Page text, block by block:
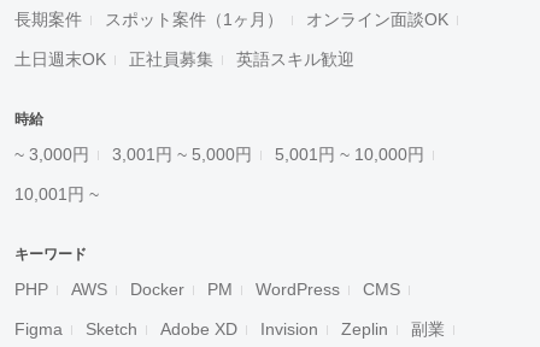
長期案件 スポット案件（1ヶ月） オンライン面談OK
土日週末OK 正社員募集 英語スキル歓迎
時給
~ 3,000円 3,001円 ~ 5,000円 5,001円 ~ 10,000円
10,001円 ~
キーワード
PHP AWS Docker PM WordPress CMS
Figma Sketch Adobe XD Invision Zeplin 副業